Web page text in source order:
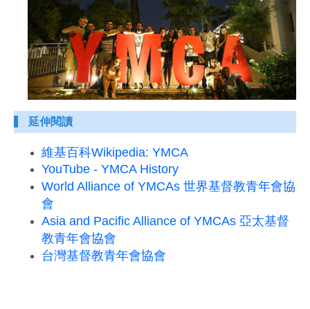
延伸閱讀
維基百科Wikipedia: YMCA
YouTube - YMCA History
World Alliance of YMCAs 世界基督教青年會協
會
Asia and Pacific Alliance of YMCAs 亞太基督
教青年會協會
台灣基督教青年會協會